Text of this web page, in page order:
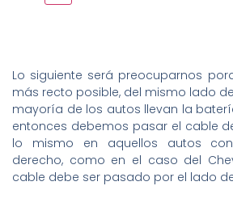
Lo siguiente será preocuparnos
más recto posible, del mismo lado
mayoría de los autos llevan la
entonces debemos pasar el cable
lo mismo en aquellos autos
derecho, como en el caso del
cable debe ser pasado por el lado